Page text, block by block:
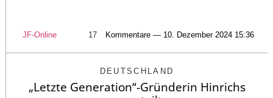
JF-Online 17 Kommentare — 10. Dezember 2024 15:36
DEUTSCHLAND
„Letzte Generation“-Gründerin Hinrichs